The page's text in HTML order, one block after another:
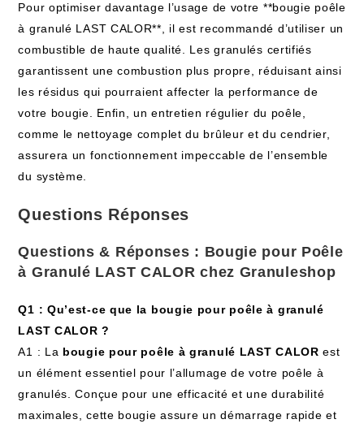
Pour optimiser davantage l’usage de votre **bougie poêle
à granulé LAST CALOR**, il est recommandé d’utiliser un
combustible de haute qualité. Les granulés certifiés
garantissent une combustion plus propre, réduisant ainsi
les résidus qui pourraient affecter la performance de
votre bougie. Enfin, un entretien régulier du poêle,
comme le nettoyage complet du brûleur et du cendrier,
assurera un fonctionnement impeccable de l’ensemble
du système.
Questions Réponses
Questions & Réponses : Bougie pour Poêle
à Granulé LAST CALOR chez Granuleshop
Q1 : Qu’est-ce que la bougie pour poêle à granulé
LAST CALOR ?
A1 : La bougie pour poêle à granulé LAST CALOR est
un élément essentiel pour l’allumage de votre poêle à
granulés. Conçue pour une efficacité et une durabilité
maximales, cette bougie assure un démarrage rapide et